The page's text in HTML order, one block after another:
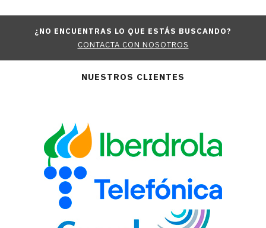
¿NO ENCUENTRAS LO QUE ESTÁS BUSCANDO?
CONTACTA CON NOSOTROS
NUESTROS CLIENTES